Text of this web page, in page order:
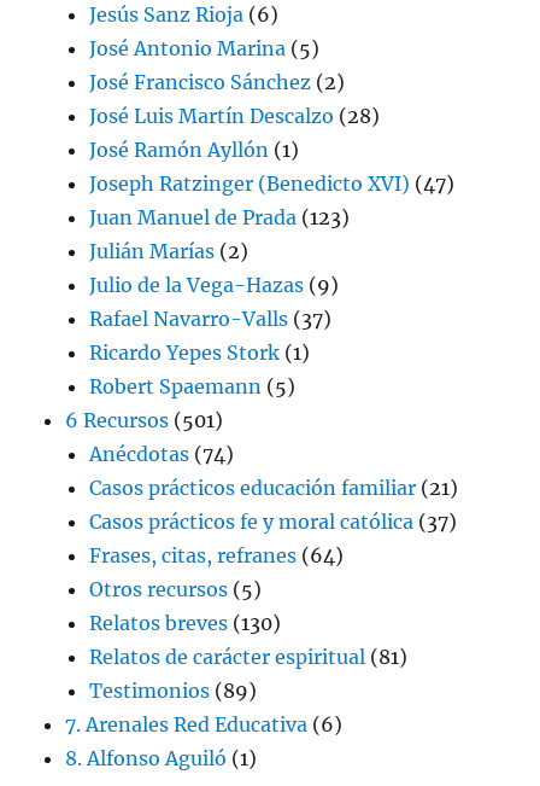
Jesús Sanz Rioja (6)
José Antonio Marina (5)
José Francisco Sánchez (2)
José Luis Martín Descalzo (28)
José Ramón Ayllón (1)
Joseph Ratzinger (Benedicto XVI) (47)
Juan Manuel de Prada (123)
Julián Marías (2)
Julio de la Vega-Hazas (9)
Rafael Navarro-Valls (37)
Ricardo Yepes Stork (1)
Robert Spaemann (5)
6 Recursos (501)
Anécdotas (74)
Casos prácticos educación familiar (21)
Casos prácticos fe y moral católica (37)
Frases, citas, refranes (64)
Otros recursos (5)
Relatos breves (130)
Relatos de carácter espiritual (81)
Testimonios (89)
7. Arenales Red Educativa (6)
8. Alfonso Aguiló (1)